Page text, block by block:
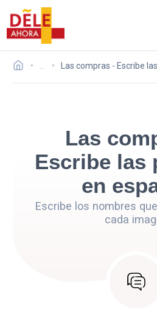
Las compras - Escribe
Las
Escribe las
en
Escribe los nombres
cada